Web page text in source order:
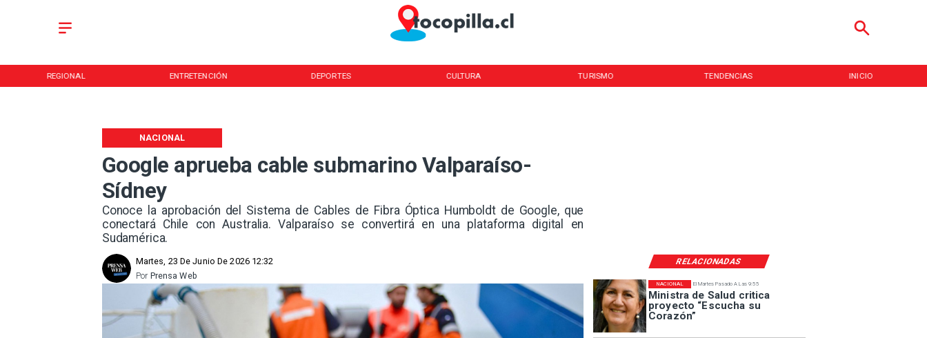
REGIONAL ENTRETENCIÓN DEPORTES CULTURA TURISMO TENDENCIAS INICIO
Google aprueba cable submarino Valparaíso-
Sídney
Conoce la aprobación del Sistema de Cables de Fibra Óptica Humboldt de Google, que
conectará Chile con Australia. Valparaíso se convertirá en una plataforma digital en
Sudamérica.
NACIONAL
RELACIONADAS
Martes, 23 De Junio De 2026 12:32
Prensa Web
Por
El Martes Pasado A Las 9:55
Ministra de Salud critica
proyecto “Escucha su
Corazón”
NACIONAL